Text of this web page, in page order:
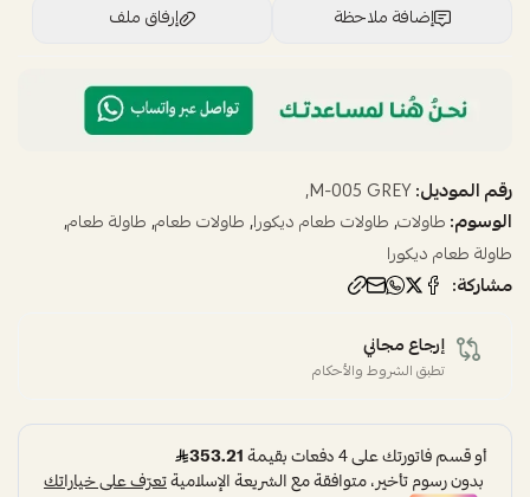
إضافة ملاحظة
إرفاق ملف
اسحب و افلت الملف هنا
رقم الموديل:M-005 GREY,
الوسوم:طاولات,طاولات طعام ديكورا,طاولات طعام,طاولة طعام,
طاولة طعام ديكورا
مشاركة:
إرجاع مجاني
تطبق الشروط والأحكام